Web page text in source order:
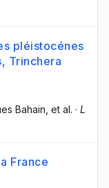
pléistocénes
Trinchera
Bahain , et al. · L
France